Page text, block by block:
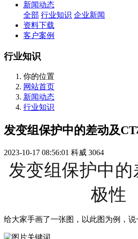
新闻动态
全部 行业知识 企业新闻
资料下载
客户案例
行业知识
你的位置
网站首页
新闻动态
行业知识
发变组保护中的差动及
2023-10-17 08:56:01 科威 3064
发变组保护中的
极性
给大家手画了一张图，以此图为例，